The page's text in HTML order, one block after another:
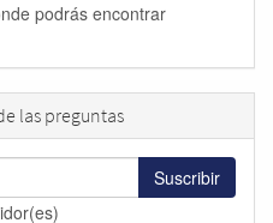
podrás encontrar
las preguntas
Suscribir